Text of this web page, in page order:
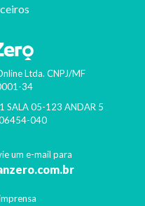
Ltda. CNPJ/MF
34
SALA 05-123 ANDAR 5
040
um e-mail para